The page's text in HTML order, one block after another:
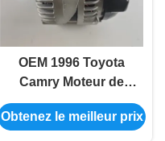
OEM 1996 Toyota
Camry Moteur de
voiture Générateur
électrique de
Obtenez le meilleur prix